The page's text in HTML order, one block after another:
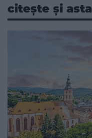
citește și asta